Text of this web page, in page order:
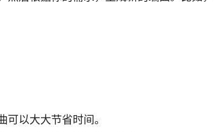
以大大节省时间。